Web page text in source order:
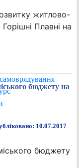
житлово-
Плавні на
бюджету на
10.07.2017
бюджету